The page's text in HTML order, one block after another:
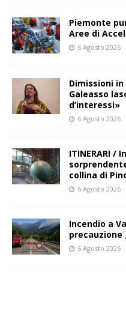
Piemonte
Aree di
6 Agosto 2026
Dimissioni
Galeasso
d’interessi»
6 Agosto 2026
ITINERARI /
collina di
6 Agosto 2026
Incendio a
precauzione
6 Agosto 2026